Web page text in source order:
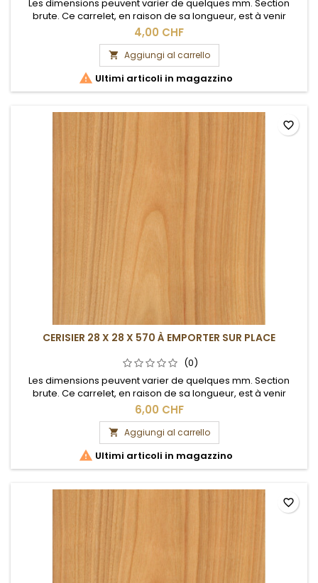
Les dimensions peuvent varier de quelques mm. Section
brute. Ce carrelet, en raison de sa longueur, est à venir
chercher sur place.
4,00 CHF
 Aggiungi al carrello
 Ultimi articoli in magazzino
CERISIER 28 X 28 X 570 À EMPORTER SUR PLACE
(0)
Les dimensions peuvent varier de quelques mm. Section
brute. Ce carrelet, en raison de sa longueur, est à venir
chercher sur place.
6,00 CHF
 Aggiungi al carrello
 Ultimi articoli in magazzino
favorite_border
favorite_border